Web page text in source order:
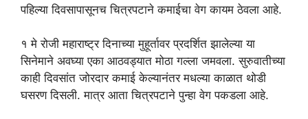
पहिल्या दिवसापासूनच चित्रपटाने कमाईचा वेग कायम ठेवला आहे.
१ मे रोजी महाराष्ट्र दिनाच्या मुहूर्तावर प्रदर्शित झालेल्या या
सिनेमाने अवघ्या एका आठवड्यात मोठा गल्ला जमवला. सुरुवातीच्या
काही दिवसांत जोरदार कमाई केल्यानंतर मधल्या काळात थोडी
घसरण दिसली. मात्र आता चित्रपटाने पुन्हा वेग पकडला आहे.